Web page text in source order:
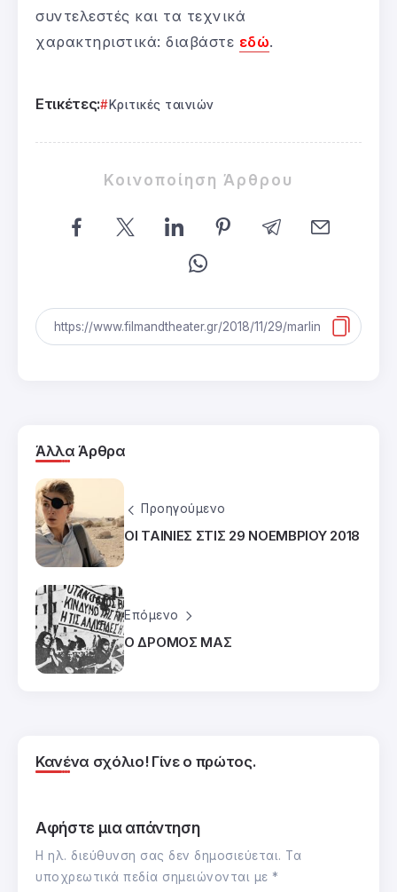
συντελεστές και τα τεχνικά
χαρακτηριστικά: διαβάστε εδώ.
Ετικέτες: Κριτικές ταινιών
Κοινοποίηση Άρθρου
Άλλα Άρθρα
Προηγούμενο
ΟΙ ΤΑΙΝΙΕΣ ΣΤΙΣ 29 ΝΟΕΜΒΡΙΟΥ 2018
Επόμενο
Ο ΔΡΟΜΟΣ ΜΑΣ
Κανένα σχόλιο! Γίνε ο πρώτος.
Αφήστε μια απάντηση
Η ηλ. διεύθυνση σας δεν δημοσιεύεται. Τα
υποχρεωτικά πεδία σημειώνονται με *